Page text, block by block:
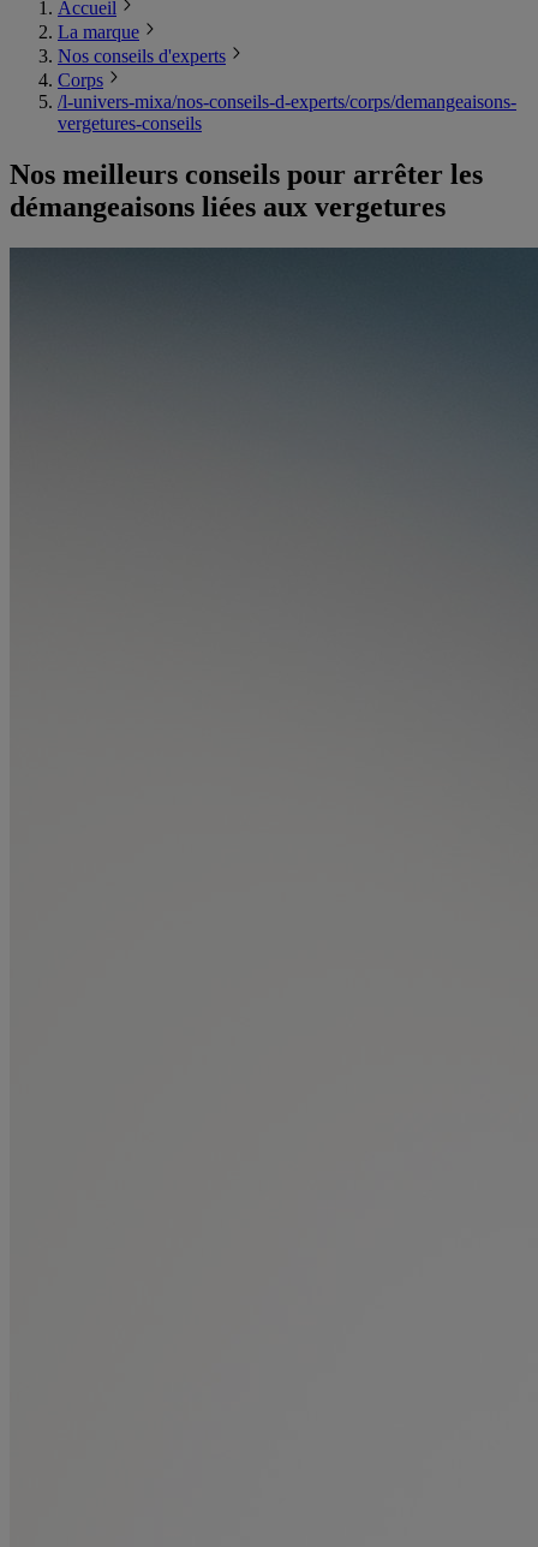
Accueil
La marque
Nos conseils d'experts
Corps
/l-univers-mixa/nos-conseils-d-experts/corps/demangeaisons-
vergetures-conseils
Nos meilleurs conseils pour arrêter les
démangeaisons liées aux vergetures